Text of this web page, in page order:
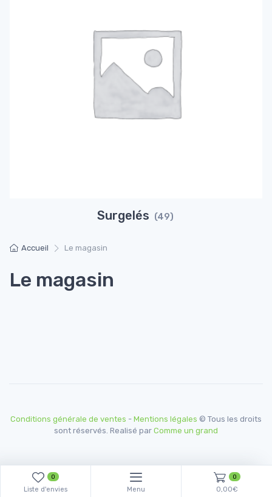
Surgelés (49)
Accueil Le magasin
Le magasin
Conditions générale de ventes - Mentions légales © Tous les droits
sont réservés. Realisé par Comme un grand
0
Liste d'envies Menu
0
0,00€